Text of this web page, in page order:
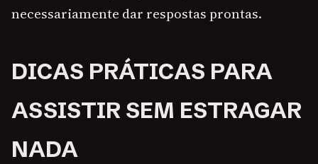
necessariamente dar respostas prontas.
DICAS PRÁTICAS PARA
ASSISTIR SEM ESTRAGAR
NADA